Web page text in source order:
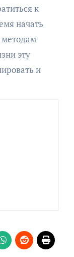
к
начать
эту
и